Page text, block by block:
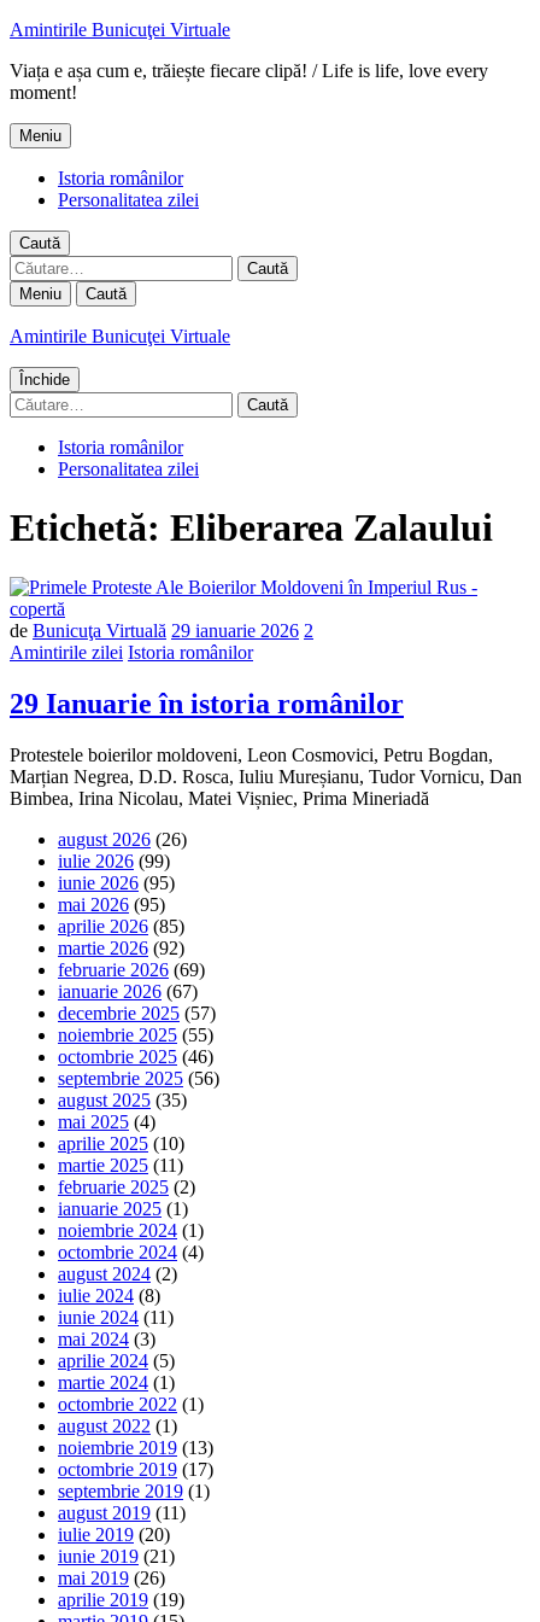
Amintirile Bunicuţei Virtuale
Viața e așa cum e, trăiește fiecare clipă! / Life is life, love every
moment!
Meniu
Istoria românilor
Personalitatea zilei
Caută
Caută
după:
Meniu Caută
Amintirile Bunicuţei Virtuale
Închide
Caută
după:
Istoria românilor
Personalitatea zilei
Etichetă: Eliberarea Zalaului
de Bunicuţa Virtuală 29 ianuarie 2026 2
Amintirile zilei Istoria românilor
29 Ianuarie în istoria românilor
Protestele boierilor moldoveni, Leon Cosmovici, Petru Bogdan,
Marțian Negrea, D.D. Rosca, Iuliu Mureșianu, Tudor Vornicu, Dan
Bimbea, Irina Nicolau, Matei Vișniec, Prima Mineriadă
august 2026 (26)
iulie 2026 (99)
iunie 2026 (95)
mai 2026 (95)
aprilie 2026 (85)
martie 2026 (92)
februarie 2026 (69)
ianuarie 2026 (67)
decembrie 2025 (57)
noiembrie 2025 (55)
octombrie 2025 (46)
septembrie 2025 (56)
august 2025 (35)
mai 2025 (4)
aprilie 2025 (10)
martie 2025 (11)
februarie 2025 (2)
ianuarie 2025 (1)
noiembrie 2024 (1)
octombrie 2024 (4)
august 2024 (2)
iulie 2024 (8)
iunie 2024 (11)
mai 2024 (3)
aprilie 2024 (5)
martie 2024 (1)
octombrie 2022 (1)
august 2022 (1)
noiembrie 2019 (13)
octombrie 2019 (17)
septembrie 2019 (1)
august 2019 (11)
iulie 2019 (20)
iunie 2019 (21)
mai 2019 (26)
aprilie 2019 (19)